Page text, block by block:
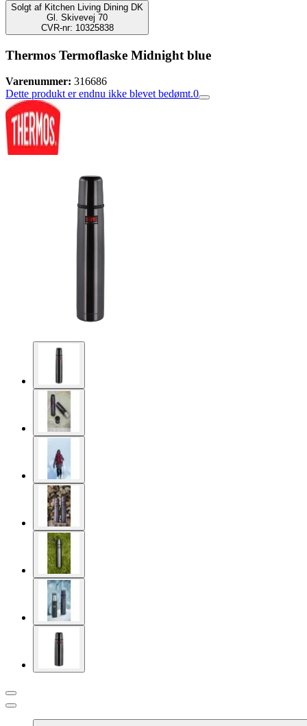
Solgt af Kitchen Living Dining DK
Gl. Skivevej 70
CVR-nr: 10325838
Thermos Termoflaske Midnight blue
Varenummer: 316686
Dette produkt er endnu ikke blevet bedømt.0